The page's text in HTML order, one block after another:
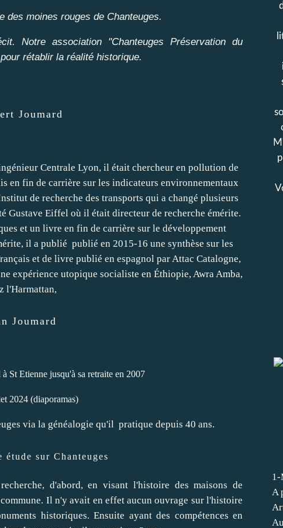
des moines rouges de Chanteuges.
Notre association "Chanteuges Préservation du
rétablir la réalité historique.
Joumard
Centrale Lyon, il était chercheur en pollution de
en fin de carrière sur les indicateurs environnementaux
de recherche des transports qui a changé plusieurs
Gustave Eiffel où il était directeur de recherche émérite.
et un livre en fin de carrière sur le développement
il a publié publié en 2015-16 une synthèse sur les
et de livre publié en espagnol par Attac Catalogne,
expérience utopique socialiste en Éthiopie, Awra Amba,
l'Harmattan,
Joumard
St Etienne jusqu'à sa retraite en 2007
2024 (diaporamas)
via la généalogie qu'il pratique depuis 40 ans.
étude sur Chanteuges
d'abord, en visant l'histoire des maisons de
Il n'y avait en effet aucun ouvrage sur l'histoire
historiques. Ensuite ayant des compétences en
1-
A